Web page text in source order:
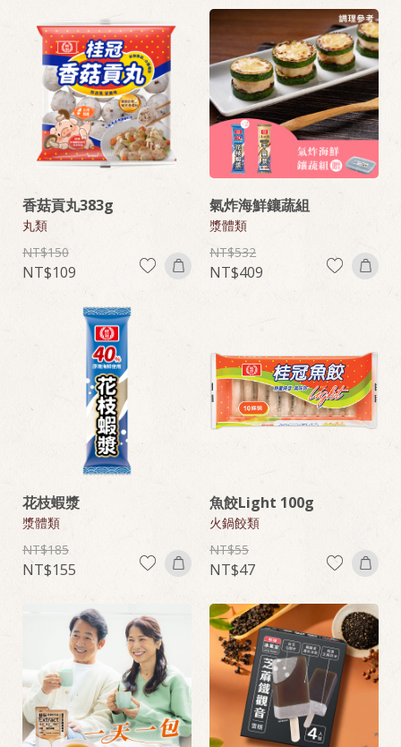
香菇貢丸383g
丸類
150
109
氣炸海鮮鑲蔬組
漿體類
532
409
花枝蝦漿
漿體類
185
155
魚餃Light 100g
火鍋餃類
55
47